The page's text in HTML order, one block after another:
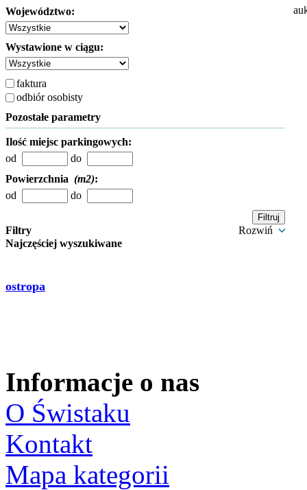
Województwo:
Wystawione w ciągu:
faktura
odbiór osobisty
Pozostałe parametry
Ilość miejsc parkingowych:
od
do
Powierzchnia (m2):
od
do
Filtry Rozwiń
Najczęściej wyszukiwane
ostropa
Informacje o nas
O Świstaku
Kontakt
Mapa kategorii